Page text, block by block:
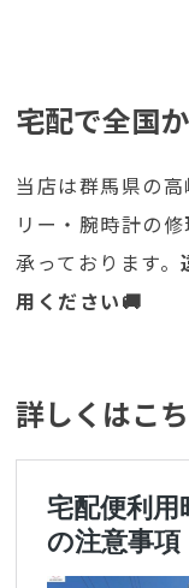
宅配で全国
当店は群馬県の
リー・腕時計の修
承っております。
用ください🚚
詳しくはこ